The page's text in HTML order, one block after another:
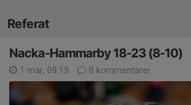
Referat
Nacka-Hammarby 18-23 (8-10)
1 mar, 09:15 0 kommentarer